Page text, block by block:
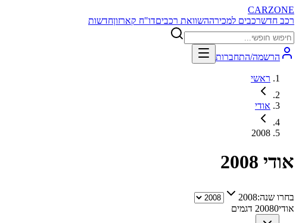
CARZONE
רכב חדשרכבים למכירההשוואת רכביםדו"ח קארזוןחדשות
הרשמה/התחברות
ראשי
אודי
2008
אודי 2008
בחרו שנה:2008
אודי 20080
דגמים